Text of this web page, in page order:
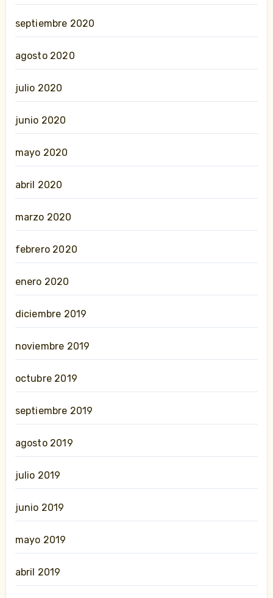
septiembre 2020
agosto 2020
julio 2020
junio 2020
mayo 2020
abril 2020
marzo 2020
febrero 2020
enero 2020
diciembre 2019
noviembre 2019
octubre 2019
septiembre 2019
agosto 2019
julio 2019
junio 2019
mayo 2019
abril 2019